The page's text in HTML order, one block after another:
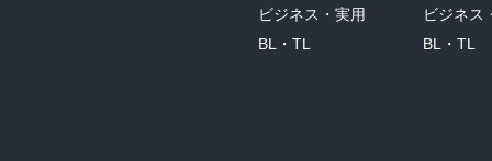
ビジネス・実用
BL・TL
ビジネス
BL・TL